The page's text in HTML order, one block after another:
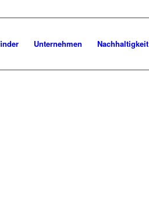
Unternehmen Nachhaltigkeit